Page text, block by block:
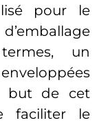
pour le
un
but de cet
faciliter le